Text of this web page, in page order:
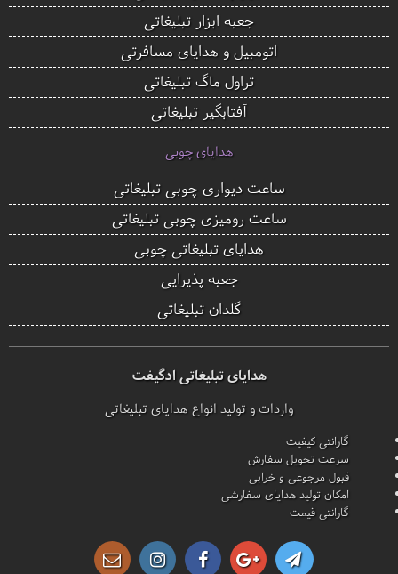
جعبه ابزار تبلیغاتی
اتومبیل و هدایای مسافرتی
تراول ماگ تبلیغاتی
آفتابگیر تبلیغاتی
هدایای چوبی
ساعت دیواری چوبی تبلیغاتی
ساعت رومیزی چوبی تبلیغاتی
هدایای تبلیغاتی چوبی
جعبه پذیرایی
گلدان تبلیغاتی
هدایای تبلیغاتی ادگیفت
واردات و تولید انواع هدایای تبلیغاتی
گارانتی کیفیت
سرعت تحویل سفارش
قبول مرجوعی و خرابی
امکان تولید هدایای سفارشی
گارانتی قیمت